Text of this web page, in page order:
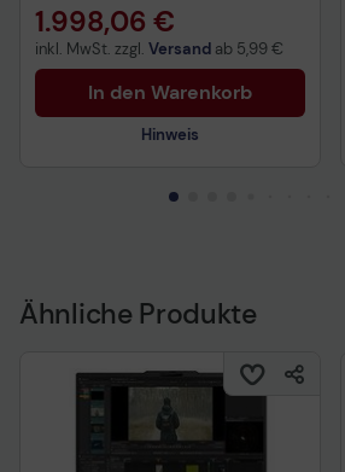
1.998,06 €
inkl. MwSt. zzgl. Versand ab 5,99 €
In den Warenkorb
Hinweis
Datenverordnung
Ähnliche Produkte